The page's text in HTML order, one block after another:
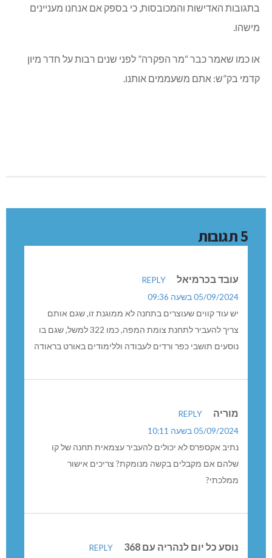
בתגובות האדישות והמכובסות, כי בספק אם אנחנו מעניינים
מישהו.
או כמו שאמר כבר “מר הפקרה” לפני שנים רבות על חדר מיון
קדמי בק”ש: אתם משעממים אותנו.
5 תגובות
עובד בכרמיאל
REPLY
05/09/2024 בשעה 09:36
יש עוד קווים שעוצרים בתחנה לא ממוגנת זו, שגם אותם
צריך להעביר לתחנת צומת המפה, כמו 322 למשל, שגם בו
נוסעים תושבי כפר ורדים לעבודה וללימודים באורט בראודה
מוריה
REPLY
05/09/2024 בשעה 10:11
נתיב אקספרס לא יכולים להעביר עצמאית תחנה של קו
שלהם אם מקבלים בקשה מנומקת? צריכים אישור
ממלכתי?
נוסע כל יום לנהריה עם 368
REPLY